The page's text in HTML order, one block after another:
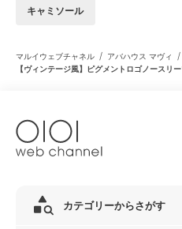
キャミソール
マルイウェブチャネル / アバハウス マヴィ /
【ヴィンテージ風】ピグメントロゴノースリ
カテゴリーからさがす